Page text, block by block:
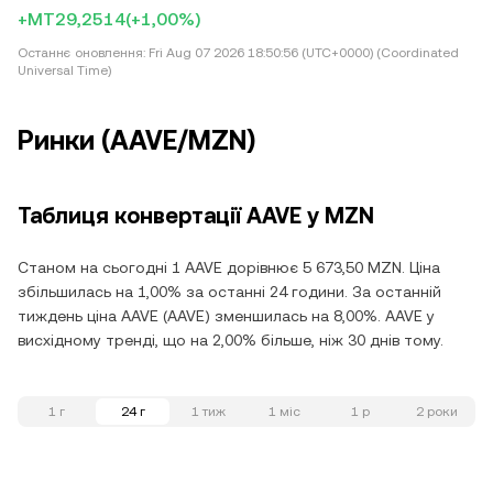
+MT29,2514(+1,00%)
Останнє оновлення: Fri Aug 07 2026 18:50:56 (UTC+0000) (Coordinated
Universal Time)
Ринки (AAVE/MZN)
Таблиця конвертації AAVE у MZN
Станом на сьогодні 1 AAVE дорівнює 5 673,50 MZN. Ціна
збільшилась на 1,00% за останні 24 години. За останній
тиждень ціна AAVE (AAVE) зменшилась на 8,00%. AAVE у
висхідному тренді, що на 2,00% більше, ніж 30 днів тому.
1 г 24 г 1 тиж 1 міс 1 р 2 роки